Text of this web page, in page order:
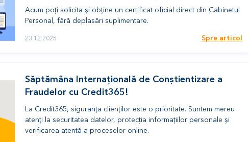
Acum poți solicita și obține un certificat oficial direct din Cabinetul
Personal, fără deplasări suplimentare.
23.12.2025 Spre articol
Săptămâna Internațională de Conștientizare a
Fraudelor cu Credit365!
La Credit365, siguranța clienților este o prioritate. Suntem mereu
atenți la securitatea datelor, protecția informațiilor personale și
verificarea atentă a proceselor online.